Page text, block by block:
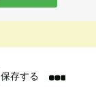
保存する